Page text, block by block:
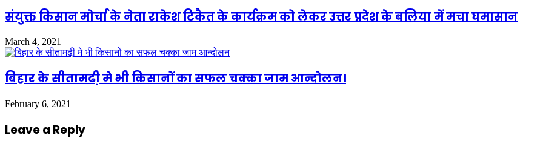
संयुक्त किसान मोर्चा के नेता राकेश टिकैत के कार्यक्रम को लेकर उत्तर प्रदेश के बलिया में मचा घमासान
March 4, 2021
बिहार के सीतामढी़ मे भी किसानों का सफल चक्का जाम आन्दोलन।
February 6, 2021
Leave a Reply